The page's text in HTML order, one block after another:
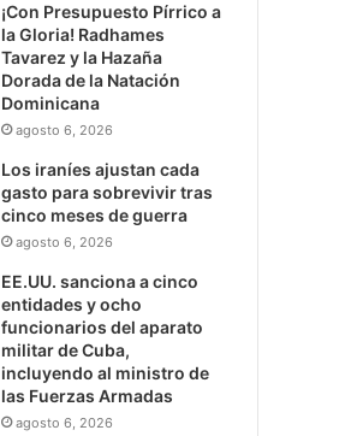
¡Con Presupuesto Pírrico a
la Gloria! Radhames
Tavarez y la Hazaña
Dorada de la Natación
Dominicana
agosto 6, 2026
Los iraníes ajustan cada
gasto para sobrevivir tras
cinco meses de guerra
agosto 6, 2026
EE.UU. sanciona a cinco
entidades y ocho
funcionarios del aparato
militar de Cuba,
incluyendo al ministro de
las Fuerzas Armadas
agosto 6, 2026